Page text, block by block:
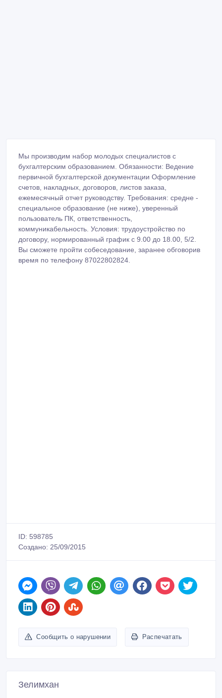
Мы производим набор молодых специалистов с
бухгалтерским образованием. Обязанности: Ведение
первичной бухгалтерской документации Оформление
счетов, накладных, договоров, листов заказа,
ежемесячный отчет руководству. Требования: средне -
специальное образование (не ниже), уверенный
пользователь ПК, ответственность,
коммуникабельность. Условия: трудоустройство по
договору, нормированный график с 9.00 до 18.00, 5/2.
Вы сможете пройти собеседование, заранее обговорив
время по телефону 87022802824.
ID: 598785
Создано: 25/09/2015
Сообщить о нарушении Распечатать
Зелимхан